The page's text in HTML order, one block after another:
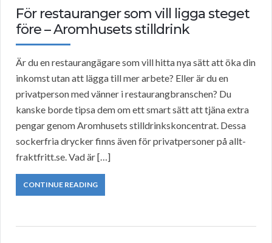
För restauranger som vill ligga steget
före – Aromhusets stilldrink
Är du en restaurangägare som vill hitta nya sätt att öka din
inkomst utan att lägga till mer arbete? Eller är du en
privatperson med vänner i restaurangbranschen? Du
kanske borde tipsa dem om ett smart sätt att tjäna extra
pengar genom Aromhusets stilldrinkskoncentrat. Dessa
sockerfria drycker finns även för privatpersoner på allt-
fraktfritt.se. Vad är […]
CONTINUE READING